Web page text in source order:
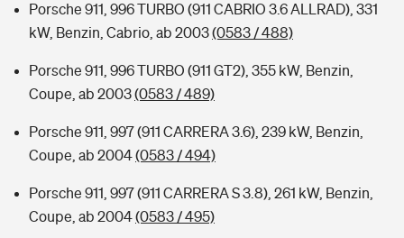
Porsche 911, 996 TURBO (911 CABRIO 3.6 ALLRAD), 331
kW, Benzin, Cabrio, ab 2003(0583 / 488)
Porsche 911, 996 TURBO (911 GT2), 355 kW, Benzin,
Coupe, ab 2003(0583 / 489)
Porsche 911, 997 (911 CARRERA 3.6), 239 kW, Benzin,
Coupe, ab 2004(0583 / 494)
Porsche 911, 997 (911 CARRERA S 3.8), 261 kW, Benzin,
Coupe, ab 2004(0583 / 495)